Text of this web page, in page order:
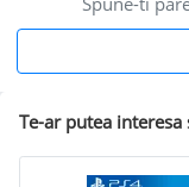
Te-ar putea interesa